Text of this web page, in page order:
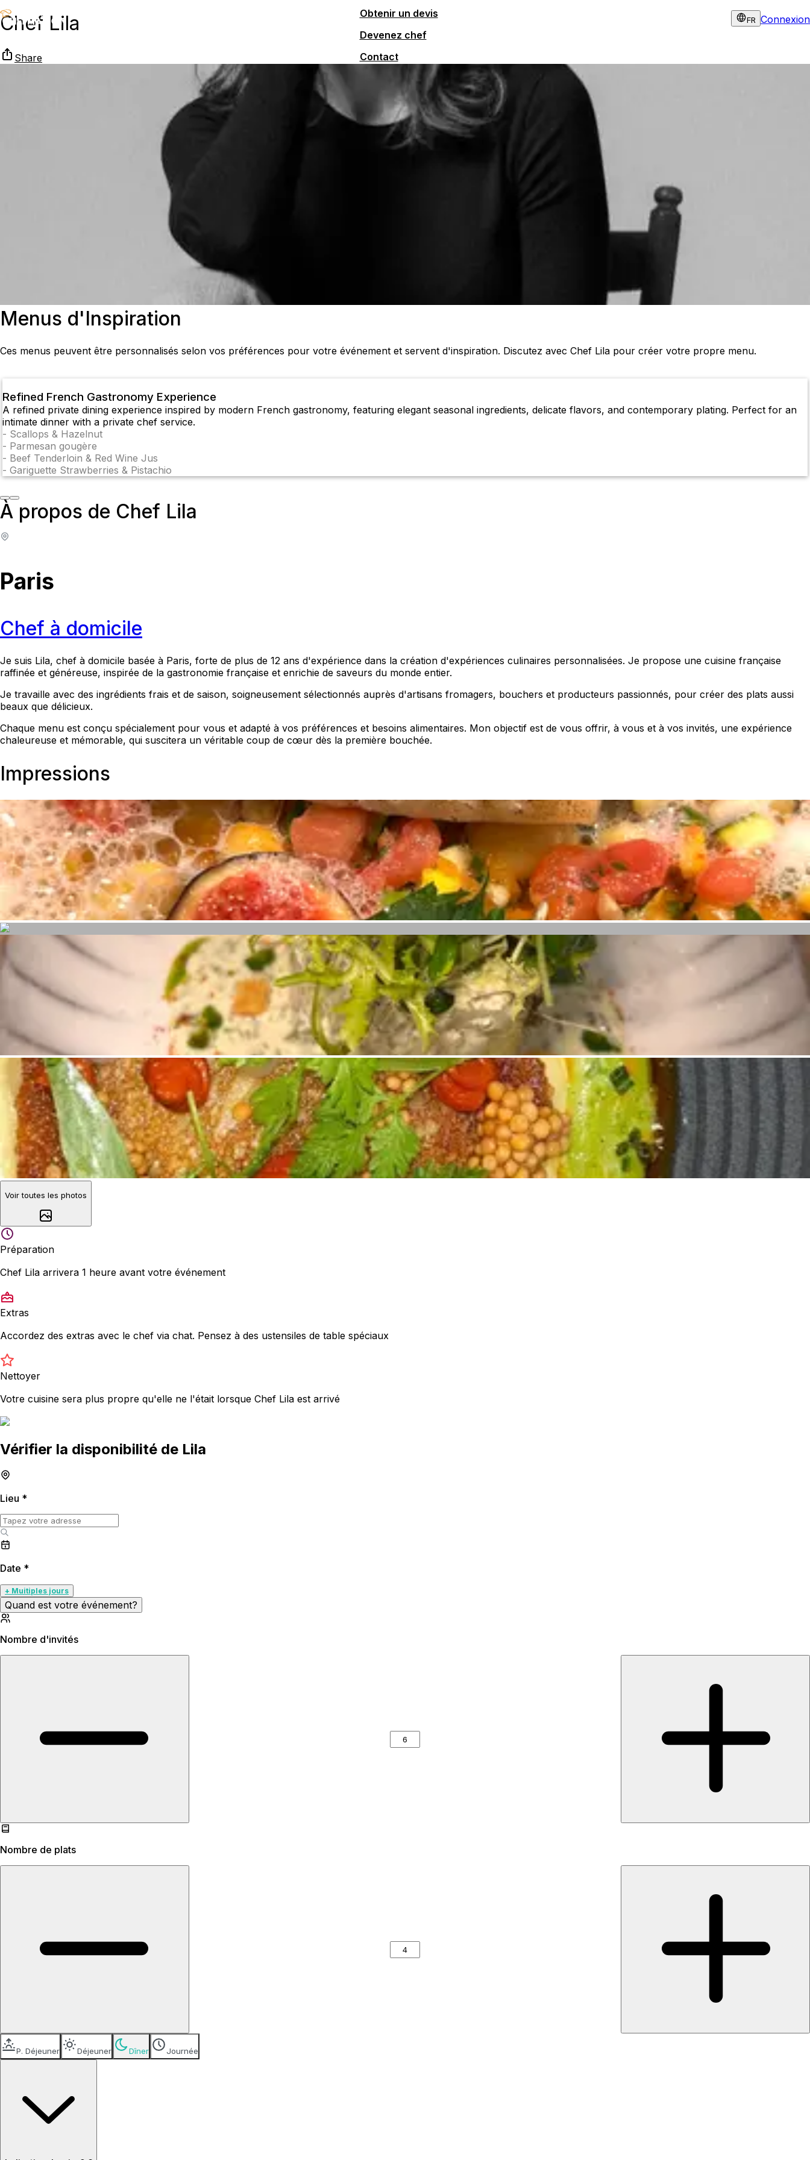
Obtenir un devis
Devenez chef
Contact
FR Connexion
Chef Lila
Share
Menus d'Inspiration
Ces menus peuvent être personnalisés selon vos préférences pour votre événement et servent d'inspiration. Discutez avec Chef Lila pour créer votre propre menu.
Refined French Gastronomy Experience
A refined private dining experience inspired by modern French gastronomy, featuring elegant seasonal ingredients, delicate flavors, and contemporary plating. Perfect for an
intimate dinner with a private chef service.
- Scallops & Hazelnut
- Parmesan gougère
- Beef Tenderloin & Red Wine Jus
- Gariguette Strawberries & Pistachio
À propos de Chef Lila
Paris
Chef à domicile
Je suis Lila, chef à domicile basée à Paris, forte de plus de 12 ans d'expérience dans la création d'expériences culinaires personnalisées. Je propose une cuisine française
raffinée et généreuse, inspirée de la gastronomie française et enrichie de saveurs du monde entier.
Je travaille avec des ingrédients frais et de saison, soigneusement sélectionnés auprès d'artisans fromagers, bouchers et producteurs passionnés, pour créer des plats aussi
beaux que délicieux.
Chaque menu est conçu spécialement pour vous et adapté à vos préférences et besoins alimentaires. Mon objectif est de vous offrir, à vous et à vos invités, une expérience
chaleureuse et mémorable, qui suscitera un véritable coup de cœur dès la première bouchée.
Impressions
Voir toutes les photos
Préparation
Chef Lila arrivera 1 heure avant votre événement
Extras
Accordez des extras avec le chef via chat. Pensez à des ustensiles de table spéciaux
Nettoyer
Votre cuisine sera plus propre qu'elle ne l'était lorsque Chef Lila est arrivé
Vérifier la disponibilité de Lila
Lieu *
Date *
+ Muitiples jours
Quand est votre événement?
Nombre d'invités
Nombre de plats
P. Déjeuner Déjeuner Dîner Journée